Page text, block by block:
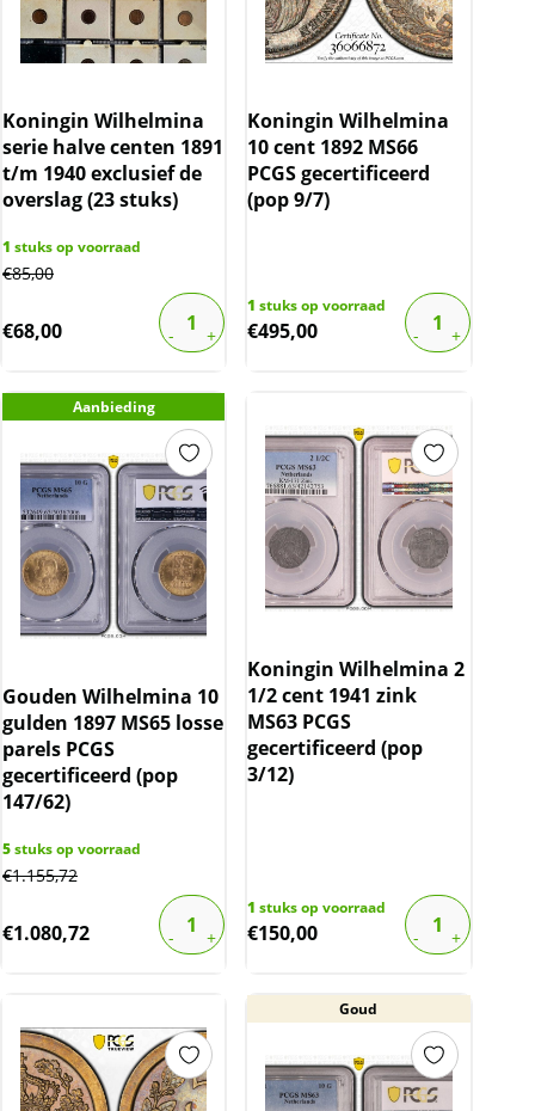
Koningin Wilhelmina
serie halve centen 1891
t/m 1940 exclusief de
overslag (23 stuks)
1 stuks op voorraad
€85,00
€68,00
Koningin Wilhelmina
10 cent 1892 MS66
PCGS gecertificeerd
(pop 9/7)
1 stuks op voorraad
€495,00
Aanbieding
Gouden Wilhelmina 10
gulden 1897 MS65 losse
parels PCGS
gecertificeerd (pop
147/62)
5stuks op voorraad
€1.155,72
€1.080,72
Koningin Wilhelmina 2
1/2 cent 1941 zink
MS63 PCGS
gecertificeerd (pop
3/12)
1 stuks op voorraad
€150,00
Goud